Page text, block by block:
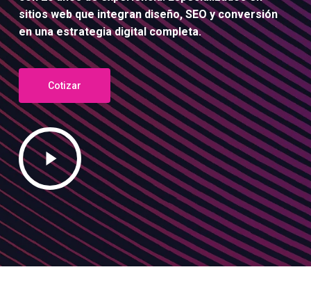
sitios web que integran diseño, SEO y conversión
enuna estrategia digital completa.
Cotizar
Play
Video